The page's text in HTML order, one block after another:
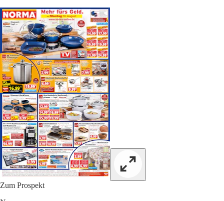
Zum Prospekt